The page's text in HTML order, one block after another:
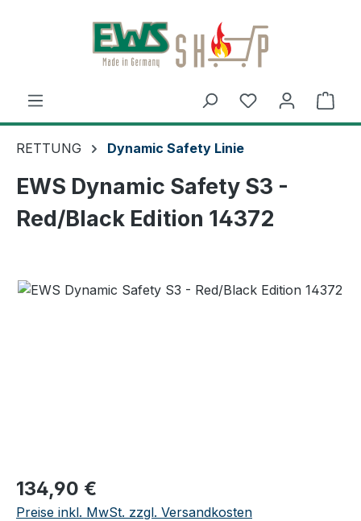
Zum Hauptinhalt springen
RETTUNG Dynamic Safety Linie
EWS Dynamic Safety S3 -
Red/Black Edition 14372
Regulärer Preis:
134,90 €
Preise inkl. MwSt. zzgl. Versandkosten